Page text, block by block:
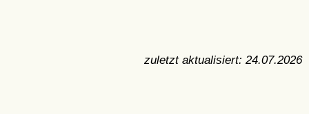
zuletzt aktualisiert: 24.07.2026